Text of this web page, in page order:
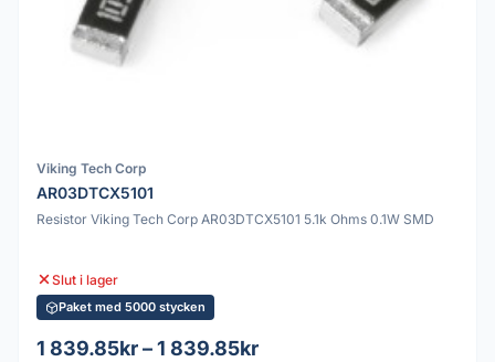
Viking Tech Corp
AR03DTCX5101
Resistor Viking Tech Corp AR03DTCX5101 5.1k Ohms 0.1W SMD
Slut i lager
Paket med 5000 stycken
1 839.85kr – 1 839.85kr